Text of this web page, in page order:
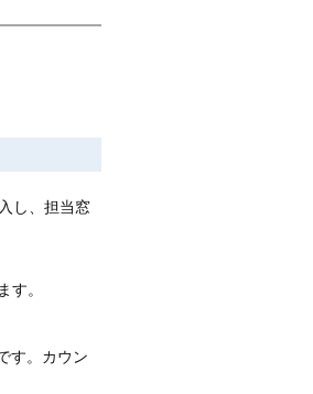
し、担当窓
す。
す。カウン